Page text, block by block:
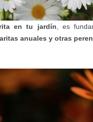
en tu jardín , es
anuales y otras